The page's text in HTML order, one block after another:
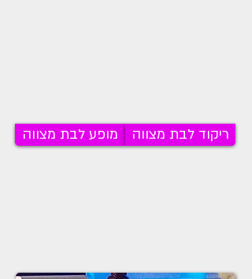
מופע לבת מצווה ריקוד לבת מצווה